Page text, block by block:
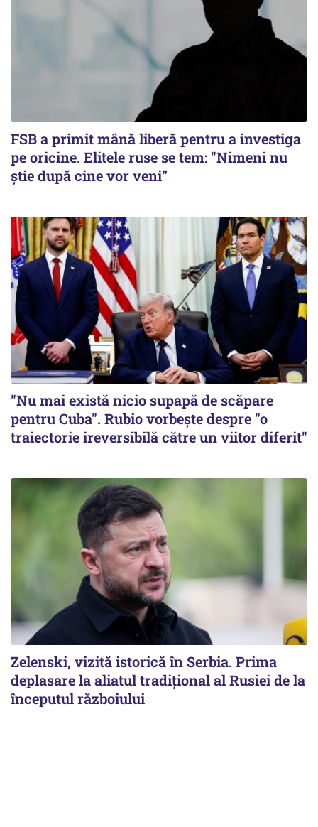
FSB a primit mână liberă pentru a investiga
pe oricine. Elitele ruse se tem: "Nimeni nu
știe după cine vor veni”
"Nu mai există nicio supapă de scăpare
pentru Cuba". Rubio vorbește despre "o
traiectorie ireversibilă către un viitor diferit"
Zelenski, vizită istorică în Serbia. Prima
deplasare la aliatul tradițional al Rusiei de la
începutul războiului